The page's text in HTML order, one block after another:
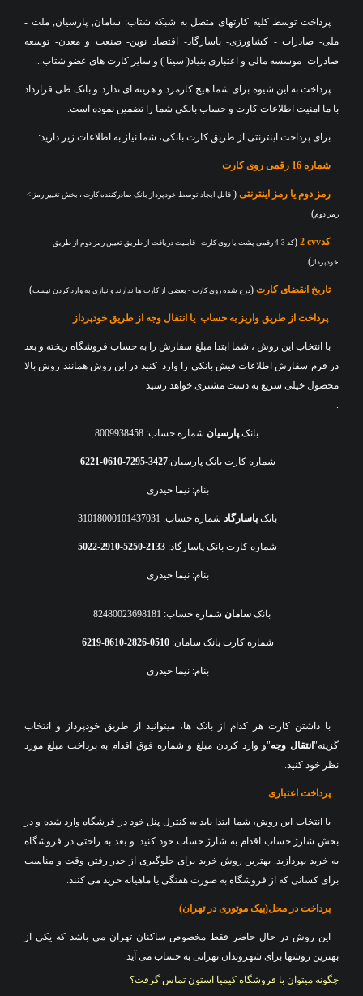
پرداخت توسط کلیه کارتهای متصل به شبکه شتاب: سامان, پارسیان, ملت -
ملی- صادرات - کشاورزی- پاسارگاد- اقتصاد نوین- صنعت و معدن- توسعه
صادرات- موسسه مالی و اعتباری بنیاد( سینا ) و سایر کارت های عضو شتاب...
پرداخت به این شیوه برای شما هیچ کارمزد و هزینه ای ندارد و بانک طی قرارداد
با ما امنیت اطلاعات کارت و حساب بانکی شما را تضمین نموده است.
برای پرداخت اینترنتی از طریق کارت بانکی، شما نیاز به اطلاعات زیر دارید:
شماره 16 رقمی روی کارت
رمز دوم یا رمز اینترنتی ( قابل ایجاد توسط خودپرداز بانک صادرکننده کارت ، بخش تغییر رمز >
رمز دوم)
کدcvv
2
( کد 3-4 رقمی پشت یا روی کارت - قابلیت دریافت از طریق تعیین رمز دوم از طریق
خودپرداز )
تاریخ انقضای کارت (درج شده روی کارت - بعضی از کارت ها ندارند و نیازی به وارد کردن نیست)
پرداخت از طریق واریز به حساب یا انتقال وجه از طریق خودپرداز
با انتخاب این روش ، شما ابتدا مبلغ سفارش را به حساب فروشگاه ریخته و بعد
در فرم سفارش اطلاعات فیش بانکی را وارد کنید در این روش همانند روش بالا
محصول خیلی سریع به دست مشتری خواهد رسید
.
بانکپارسیان شماره حساب: 8009938458
شماره کارت بانک پارسیان:3427-7295-0610-6221
بنام: نیما حیدری
بانکپاسارگاد شماره حساب: 31018000101437031
شماره کارت بانک پاسارگاد:
بنام: نیما حیدری
بانکسامان شماره حساب: 82480023698181
شماره کارت بانک سامان: 0510-2826-8610-6219
بنام: نیما حیدری
با داشتن کارت هر کدام از بانک ها، میتوانید از طریق خودپرداز و انتخاب
گزینه" انتقال وجه"و وارد کردن مبلغ و شماره فوق اقدام به پرداخت مبلغ مورد
نظر خود کنید.
پرداخت اعتباری
با انتخاب این روش، شما ابتدا باید به کنترل پنل خود در فرشگاه وارد شده و در
بخش شارژ حساب اقدام به شارژ حساب خود کنید. و بعد به راحتی در فروشگاه
به خرید بپردازید. بهترین روش خرید برای جلوگیری از حدر رفتن وقت و مناسب
برای کسانی که از فروشگاه به صورت هفتگی یا ماهیانه خرید می کنند.
پرداخت در محل(پیک موتوری در تهران)
این روش در حال حاضر فقط مخصوص ساکنان تهران می باشد که یکی از
بهترین روشها برای شهروندان تهرانی به حساب می آید
چگونه میتوان با فروشگاه کیمیا استون تماس گرفت؟